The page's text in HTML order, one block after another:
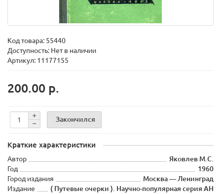
Код товара: 55440
Доступность: Нет в наличии
Артикул: 11177155
200.00 р.
Закончился
Краткие характеристики
Автор
Яковлев М.С.
Год
1960
Город издания
Москва — Ленинград
Издание
( Путевые очерки ). Научно-популярная серия АН